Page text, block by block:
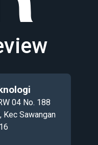
04 No. 188
Kec Sawangan